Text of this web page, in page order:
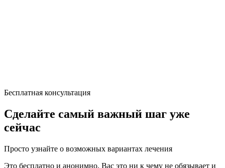
Бесплатная консультация
Сделайте самый важный шаг уже
сейчас
Просто узнайте о возможных вариантах лечения
Это бесплатно и анонимно. Вас это ни к чему не обязывает и